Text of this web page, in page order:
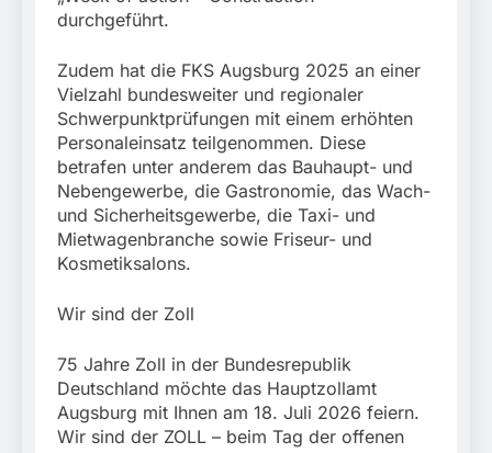
durchgeführt.
Zudem hat die FKS Augsburg 2025 an einer
Vielzahl bundesweiter und regionaler
Schwerpunktprüfungen mit einem erhöhten
Personaleinsatz teilgenommen. Diese
betrafen unter anderem das Bauhaupt- und
Nebengewerbe, die Gastronomie, das Wach-
und Sicherheitsgewerbe, die Taxi- und
Mietwagenbranche sowie Friseur- und
Kosmetiksalons.
Wir sind der Zoll
75 Jahre Zoll in der Bundesrepublik
Deutschland möchte das Hauptzollamt
Augsburg mit Ihnen am 18. Juli 2026 feiern.
Wir sind der ZOLL – beim Tag der offenen